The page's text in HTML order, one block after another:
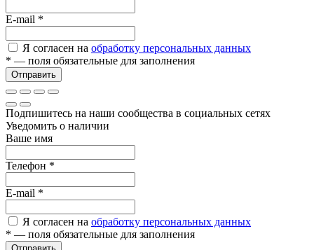
E-mail *
Я согласен на обработку персональных данных
* — поля обязательные для заполнения
Отправить
Подпишитесь на наши сообщества в социальных сетях
Уведомить о наличии
Ваше имя
Телефон *
E-mail *
Я согласен на обработку персональных данных
* — поля обязательные для заполнения